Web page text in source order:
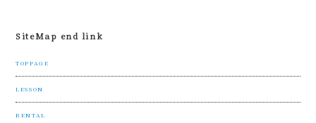
SiteMap end link
TOPPAGE
LESSON
RENTAL